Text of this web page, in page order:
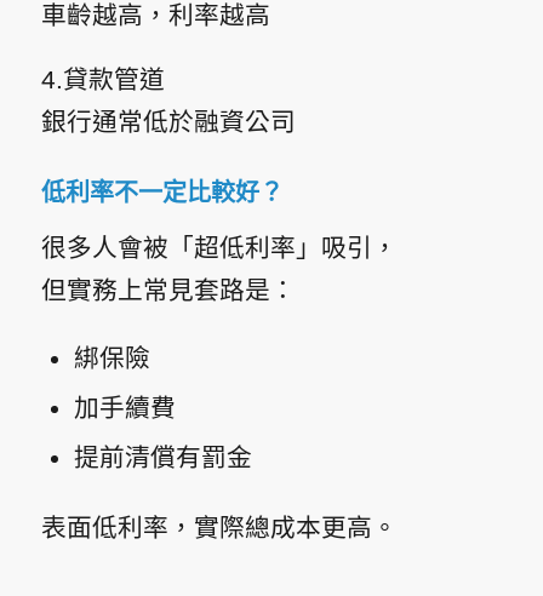
車齡越高，利率越高
4.貸款管道
銀行通常低於融資公司
低利率不一定比較好？
很多人會被「超低利率」吸引，
但實務上常見套路是：
綁保險
加手續費
提前清償有罰金
表面低利率，實際總成本更高。